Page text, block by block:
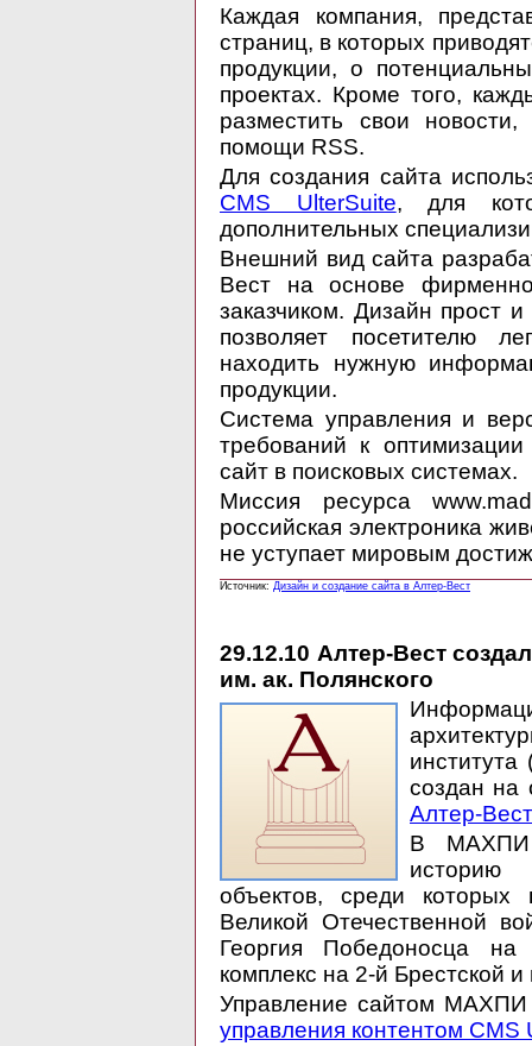
Каждая компания,
страниц, в которых
продукции, о
проектах. Кроме того,
разместить свои
помощи RSS.
Для создания сайта
CMS UlterSuite, для
дополнительных
Внешний вид сайта
Вест на основе
заказчиком. Дизайн прост
позволяет посетителю
находить нужную
продукции.
Система управления и
требований к
сайт в поисковых системах.
Миссия ресурса
российская электроника
не уступает мировым
Источник: Дизайн и создание сайта в Алтер-Вест
29.12.10 Алтер-Вест
им. ак. Полянского
создан на
Алтер-
В МАХПИ
историю
объектов, среди которых
Великой Отечественной
Георгия Победоносца на
комплекс на 2-й Брестской и
Управление сайтом
управления контентом CMS